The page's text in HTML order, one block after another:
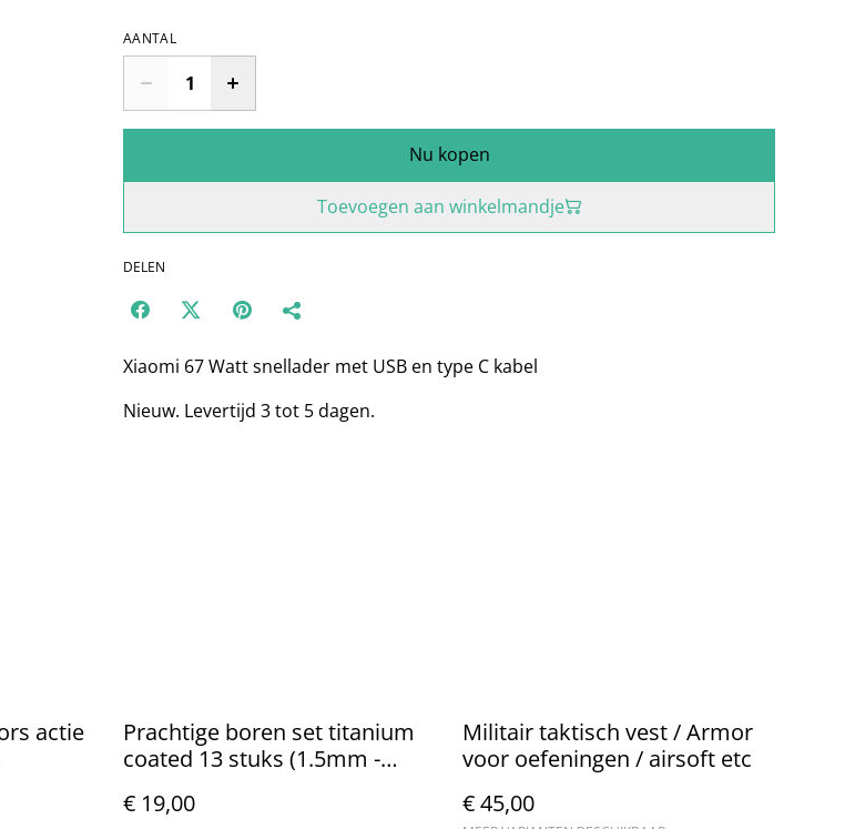
AANTAL
Nu kopen
Toevoegen aan winkelmandje
DELEN
Xiaomi 67 Watt snellader met USB en type C kabel
Nieuw. Levertijd 3 tot 5 dagen.
actie
Prachtige boren set titanium
coated 13 stuks (1.5mm -
€ 19,00
Militair taktisch vest / Armor
voor oefeningen / airsoft etc
€ 45,00